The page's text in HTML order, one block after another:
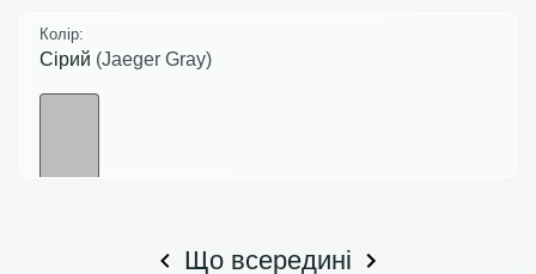
Колір:
Сірий (Jaeger Gray)
Що всередині